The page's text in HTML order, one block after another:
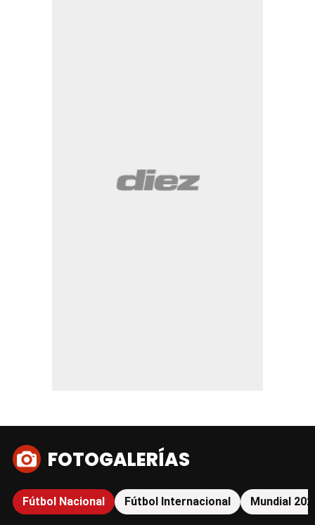
FOTOGALERÍAS
Fútbol Nacional Fútbol Internacional Mundial